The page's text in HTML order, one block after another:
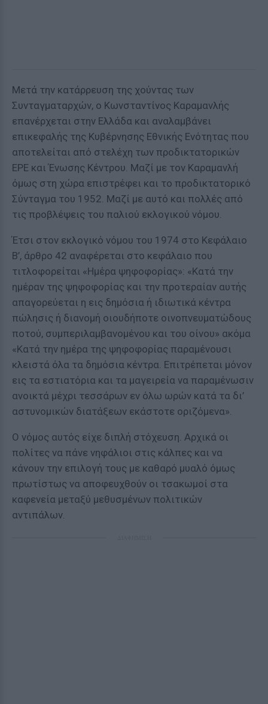
Μετά την κατάρρευση της χούντας των
Συνταγματαρχών, ο Κωνσταντίνος Καραμανλής
επανέρχεται στην Ελλάδα και αναλαμβάνει
επικεφαλής της Κυβέρνησης Εθνικής Ενότητας που
αποτελείται από στελέχη των προδικτατορικών
ΕΡΕ και Ένωσης Κέντρου. Μαζί με τον Καραμανλή
όμως στη χώρα επιστρέφει και το προδικτατορικό
Σύνταγμα του 1952. Μαζί με αυτό και πολλές από
τις προβλέψεις του παλιού εκλογικού νόμου.
Έτσι στον εκλογικό νόμου του 1974 στο Κεφάλαιο
Β’, άρθρο 42 αναφέρεται στο κεφάλαιο που
τιτλοφορείται «Ημέρα ψηφοφορίας»: «Κατά την
ημέραν της ψηφοφορίας και την προτεραίαν αυτής
απαγορεύεται η εις δημόσια ή ιδιωτικά κέντρα
πώλησις ή διανομή οιουδήποτε οινοπνευματώδους
ποτού, συμπεριλαμβανομένου και του οίνου» ακόμα
«Κατά την ημέρα της ψηφοφορίας παραμένουσι
κλειστά όλα τα δημόσια κέντρα. Επιτρέπεται μόνον
εις τα εστιατόρια και τα μαγειρεία να παραμένωσιν
ανοικτά μέχρι τεσσάρων εν όλω ωρών κατά τα δι’
αστυνομικών διατάξεων εκάστοτε οριζόμενα».
Ο νόμος αυτός είχε διπλή στόχευση. Αρχικά οι
πολίτες να πάνε νηφάλιοι στις κάλπες και να
κάνουν την επιλογή τους με καθαρό μυαλό όμως
πρωτίστως να αποφευχθούν οι τσακωμοί στα
καφενεία μεταξύ μεθυσμένων πολιτικών
αντιπάλων.